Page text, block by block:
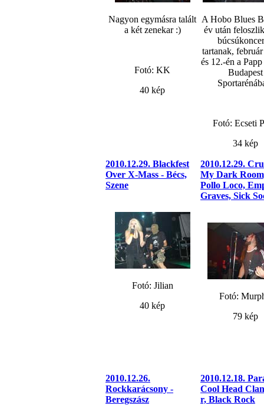
Nagyon egymásra talált
a két zenekar :)
Fotó: KK
40 kép
A Hobo Blues
év után
tartanak,
és 12.-én a
Budapest
Fotó: Ecseti
34 kép
2010.12.29. Blackfest
Over X-Mass - Bécs,
Szene
Fotó: Jilian
40 kép
2010.12.29.
My Dark
Pollo Loco,
Graves, Sick
Fotó:
79 kép
2010.12.26.
Rockkarácsony -
Beregszász
2010.12.18.
Cool Head
r, Black Rock